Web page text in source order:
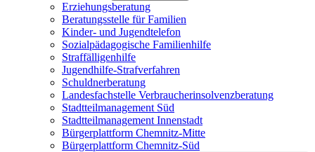
Erziehungsberatung
Beratungsstelle für Familien
Kinder- und Jugendtelefon
Sozialpädagogische Familienhilfe
Straffälligenhilfe
Jugendhilfe-Strafverfahren
Schuldnerberatung
Landesfachstelle Verbraucherinsolvenzberatung
Stadtteilmanagement Süd
Stadtteilmanagement Innenstadt
Bürgerplattform Chemnitz-Mitte
Bürgerplattform Chemnitz-Süd